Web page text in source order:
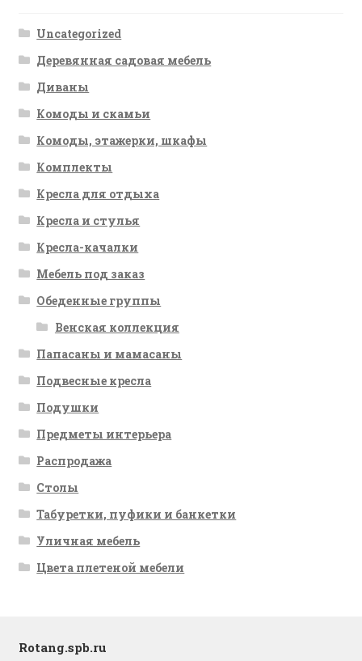
Uncategorized
Деревянная садовая мебель
Диваны
Комоды и скамьи
Комоды, этажерки, шкафы
Комплекты
Кресла для отдыха
Кресла и стулья
Кресла-качалки
Мебель под заказ
Обеденные группы
Венская коллекция
Папасаны и мамасаны
Подвесные кресла
Подушки
Предметы интерьера
Распродажа
Столы
Табуретки, пуфики и банкетки
Уличная мебель
Цвета плетеной мебели
Rotang.spb.ru